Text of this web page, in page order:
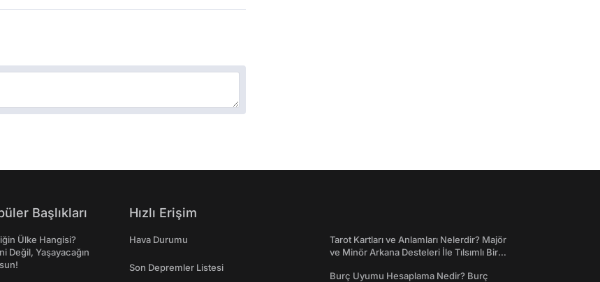
Başlıkları
Ülke Hangisi?
Değil, Yaşayacağın
Hızlı Erişim
Hava Durumu
Son Depremler Listesi
Tarot Kartları ve Anlamları Nelerdir? Majör
ve Minör Arkana Desteleri İle Tılsımlı Bir
Burç Uyumu Hesaplama Nedir? Burç